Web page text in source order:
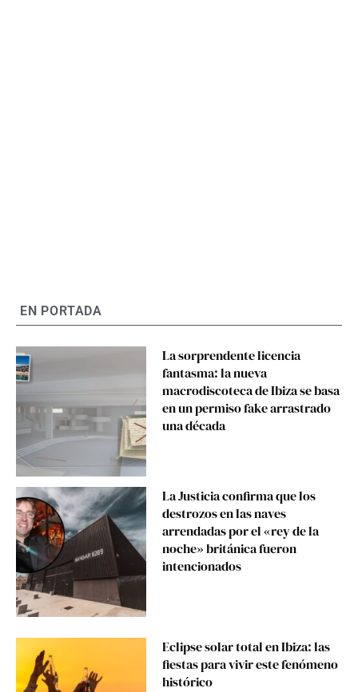
EN PORTADA
La sorprendente licencia
fantasma: la nueva
macrodiscoteca de Ibiza se basa
en un permiso fake arrastrado
una década
La Justicia confirma que los
destrozos en las naves
arrendadas por el «rey de la
noche» británica fueron
intencionados
Eclipse solar total en Ibiza: las
fiestas para vivir este fenómeno
histórico